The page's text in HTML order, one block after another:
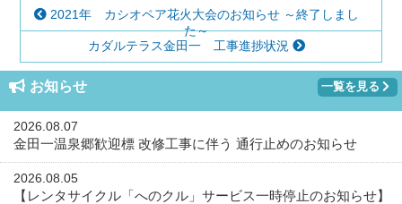
2021年 カシオペア花火大会のお知らせ ～終了しまし
た～
カダルテラス金田一 工事進捗状況
お知らせ 一覧を見る
2026.08.07
金田一温泉郷歓迎標 改修工事に伴う 通行止めのお知らせ
2026.08.05
【レンタサイクル「へのクル」サービス一時停止のお知らせ】